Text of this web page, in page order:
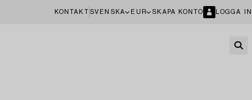
KONTAKT SVENSKA EUR SKAPA KONTO LOGGA IN